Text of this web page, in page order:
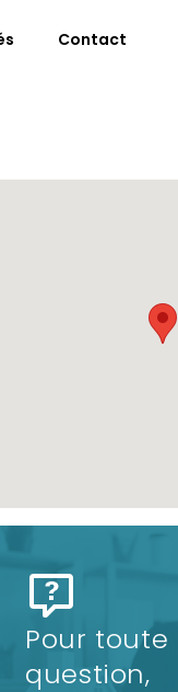
Contact
Pour toute
question,